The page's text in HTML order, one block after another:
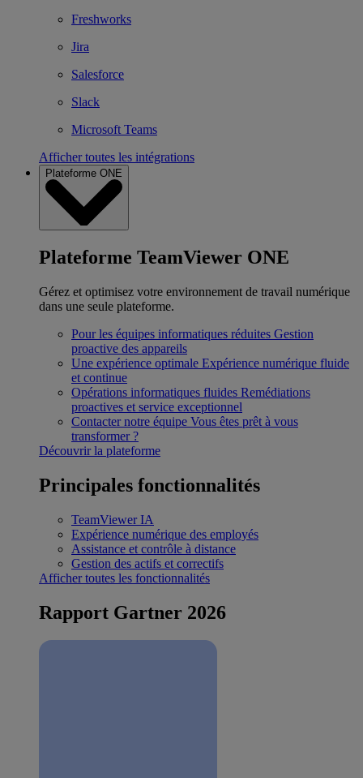
Freshworks
Jira
Salesforce
Slack
Microsoft Teams
Afficher toutes les intégrations
Plateforme ONE
Plateforme TeamViewer ONE
Gérez et optimisez votre environnement de travail numérique
dans une seule plateforme.
Pour les équipes informatiques réduites Gestion
proactive des appareils
Une expérience optimale Expérience numérique fluide
et continue
Opérations informatiques fluides Remédiations
proactives et service exceptionnel
Contacter notre équipe Vous êtes prêt à vous
transformer ?
Découvrir la plateforme
Principales fonctionnalités
TeamViewer IA
Expérience numérique des employés
Assistance et contrôle à distance
Gestion des actifs et correctifs
Afficher toutes les fonctionnalités
Rapport Gartner 2026